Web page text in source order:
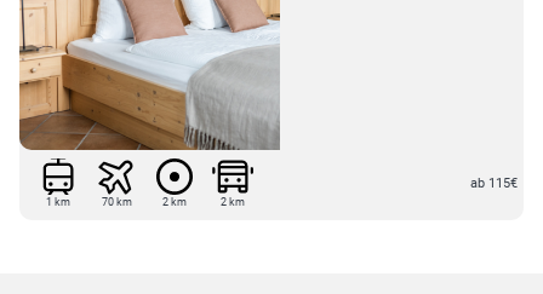
1 km 70 km 2 km 2 km
ab 115€